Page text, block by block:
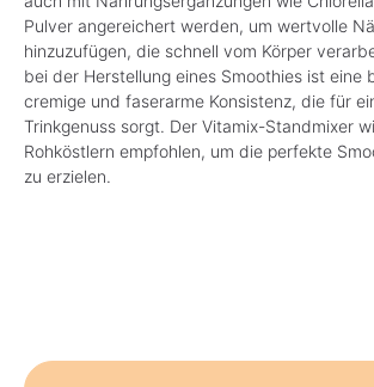
Pulver angereichert werden, um wertvolle
hinzuzufügen, die schnell vom Körper
bei der Herstellung eines Smoothies ist eine
cremige und faserarme Konsistenz, die für
Trinkgenuss sorgt. Der Vitamix-Standmixer
Rohköstlern empfohlen, um die perfekte
zu erzielen.